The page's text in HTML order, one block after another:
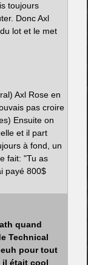
toujours
Donc Axl
lot et le met
Axl Rose en
pas croire
Ensuite on
et il part
à fond, un
fait: "Tu as
payé 800$
quand
Technical
pour tout
il était cool